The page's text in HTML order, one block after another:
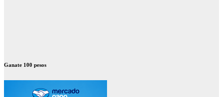
Ganate 100 pesos